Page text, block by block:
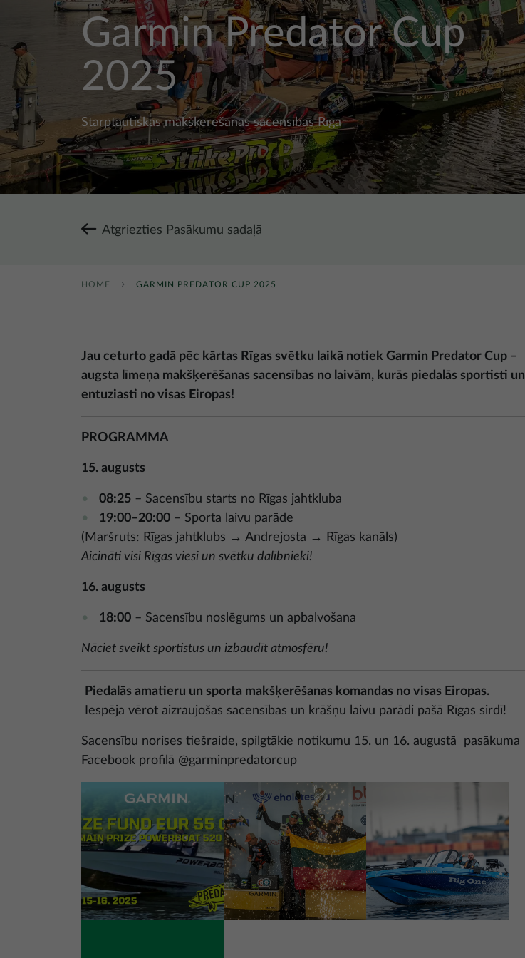
Garmin Predator Cup
2025
Starptautiskas makšķerēšanas sacensības Rīgā
Atgriezties Pasākumu sadaļā
HOME GARMIN PREDATOR CUP 2025
Jau ceturto gadā pēc kārtas Rīgas svētku laikā notiek Garmin Predator Cup –
augsta līmeņa makšķerēšanas sacensības no laivām, kurās piedalās sportisti un
entuziasti no visas Eiropas!
PROGRAMMA
15. augusts
08:25 – Sacensību starts no Rīgas jahtkluba
19:00–20:00 – Sporta laivu parāde
(Maršruts: Rīgas jahtklubs → Andrejosta → Rīgas kanāls)
Aicināti visi Rīgas viesi un svētku dalībnieki!
16. augusts
18:00 – Sacensību noslēgums un apbalvošana
Nāciet sveikt sportistus un izbaudīt atmosfēru!
Piedalās amatieru un sporta makšķerēšanas komandas no visas Eiropas.
Iespēja vērot aizraujošas sacensības un krāšņu laivu parādi pašā Rīgas sirdī!
Sacensību norises tiešraide, spilgtākie notikumu 15. un 16. augustā pasākuma
Facebook profilā @garminpredatorcup
Attēls Attēls